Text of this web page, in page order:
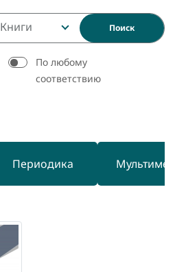
Книги Поиск
По любому
соответствию
Периодика